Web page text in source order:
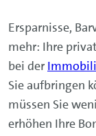
Ersparnisse,
mehr: Ihre
bei der
Sie aufbringen
müssen Sie
erhöhen Ihre